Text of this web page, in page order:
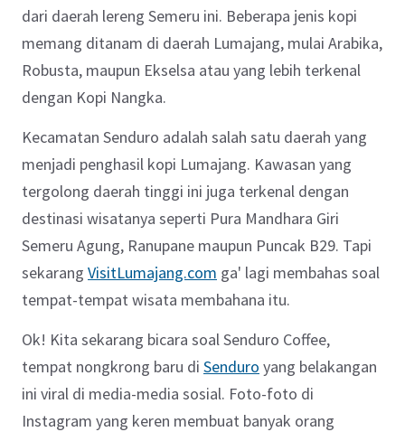
dari daerah lereng Semeru ini. Beberapa jenis kopi
memang ditanam di daerah Lumajang, mulai Arabika,
Robusta, maupun Ekselsa atau yang lebih terkenal
dengan Kopi Nangka.
Kecamatan Senduro adalah salah satu daerah yang
menjadi penghasil kopi Lumajang. Kawasan yang
tergolong daerah tinggi ini juga terkenal dengan
destinasi wisatanya seperti Pura Mandhara Giri
Semeru Agung, Ranupane maupun Puncak B29. Tapi
sekarang VisitLumajang.com ga' lagi membahas soal
tempat-tempat wisata membahana itu.
Ok! Kita sekarang bicara soal Senduro Coffee,
tempat nongkrong baru di Senduro yang belakangan
ini viral di media-media sosial. Foto-foto di
Instagram yang keren membuat banyak orang